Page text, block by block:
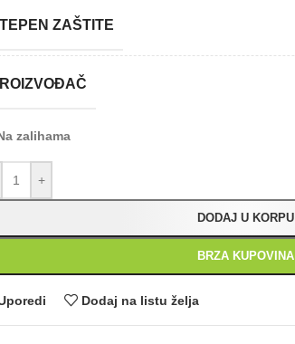
ZAŠTITE
zalihama
+
DODAJ U KORPU
BRZA KUPOVINA
Dodaj na listu želja